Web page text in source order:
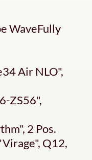
WaveFully
Air NLO",
ZS56",
2 Pos.
Q12,